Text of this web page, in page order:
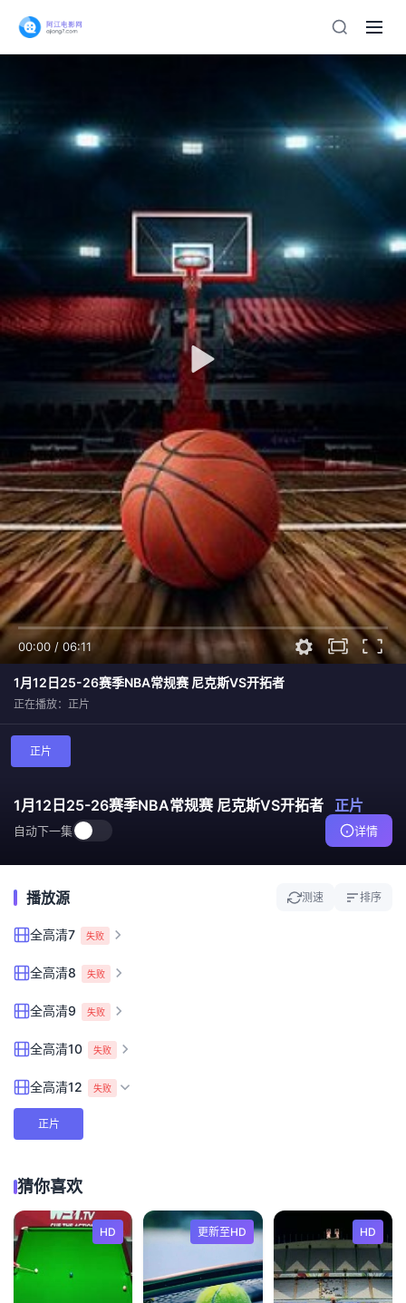
00:00 / 06:11
1月12日25-26赛季NBA常规赛 尼克斯VS开拓者
正在播放：正片
正片
1月12日25-26赛季NBA常规赛 尼克斯VS开拓者 正片
自动下一集 详情
播放源 测速 排序
全高清7 失败
全高清8 失败
全高清9 失败
全高清10 失败
全高清12 失败
正片
猜你喜欢
HD 更新至HD HD